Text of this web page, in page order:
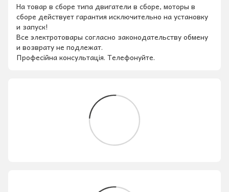
На товар в сборе типа двигатели в сборе, моторы в
сборе действует гарантия исключительно на установку
и запуск!
Все электротовары согласно законодательству обмену
и возврату не подлежат.
Професійна консультація. Телефонуйте.